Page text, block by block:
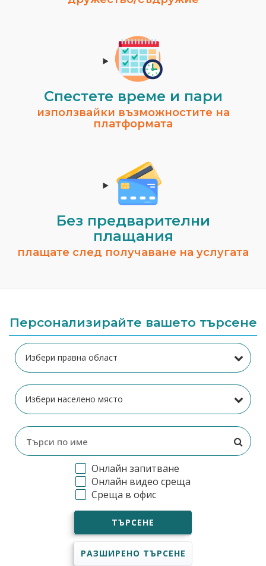
Спестeте време и пари
използвайки възможностите на
платформата
Без предварителни
плащания
плащате след получаване на услугата
Персонализирайте вашето търсене
Онлайн запитване
Онлайн видео среща
Среща в офис
ТЪРСЕНЕ
РАЗШИРЕНО ТЪРСЕНЕ